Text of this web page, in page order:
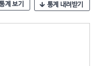
계 보기 통계 내려받기